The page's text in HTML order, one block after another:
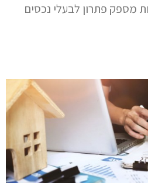
מספק פתרון לבעלי נכסים